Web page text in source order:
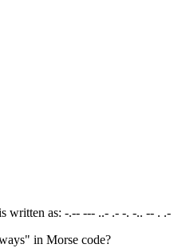
as: -.-- --- ..- .- -. -.. -- . .-
in Morse code?